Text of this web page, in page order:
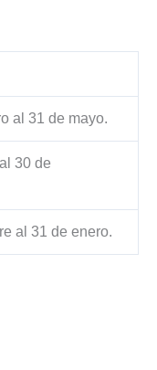
al 31 de mayo.
30 de
al 31 de enero.